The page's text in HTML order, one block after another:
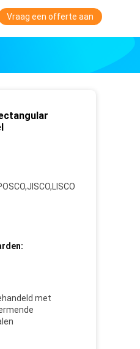
Vraag een offerte aan
met